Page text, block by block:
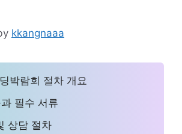
kkangnaaa
박람회 절차 개요
필수 서류
상담 절차